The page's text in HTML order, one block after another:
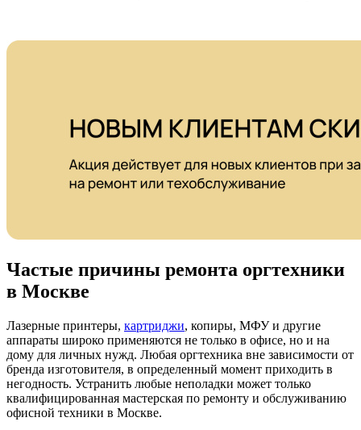
Частые причины ремонта оргтехники
в Москве
Лазерные принтеры, картриджи, копиры, МФУ и другие
аппараты широко применяются не только в офисе, но и на
дому для личных нужд. Любая оргтехника вне зависимости от
бренда изготовителя, в определенный момент приходить в
негодность. Устранить любые неполадки может только
квалифицированная мастерская по ремонту и обслуживанию
офисной техники в Москве.